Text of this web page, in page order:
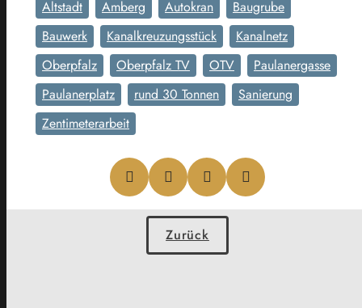
Altstadt Amberg Autokran
Baugrube
Bauwerk
Kanalkreuzungsstück
Kanalnetz
Oberpfalz
Oberpfalz TV OTV
Paulanergasse
Paulanerplatz
rund 30 Tonnen
Sanierung
Zentimeterarbeit
Zurück